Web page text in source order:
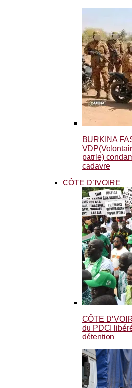
BURKINA
patrie)
cadavre
CÔTE D’IVOIRE
CÔTE
du PDCI
détention